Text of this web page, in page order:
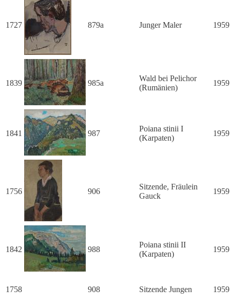
1727 879a Junger Maler 1959
1839 985a
Wald bei Pelichor
(Rumänien)
1959
1841 987
Poiana stinii I
(Karpaten)
1959
1756 906
Sitzende, Fräulein
Gauck
1959
1842 988
Poiana stinii II
(Karpaten)
1959
1758 908 Sitzende Jungen 1959